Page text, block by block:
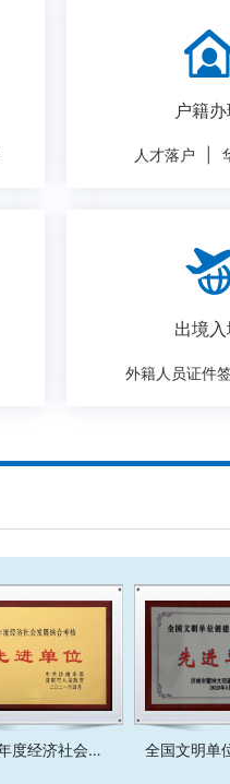
户籍
人才落户
出境
外籍人员证件
2020年度经济社会发展综合考核先进单位